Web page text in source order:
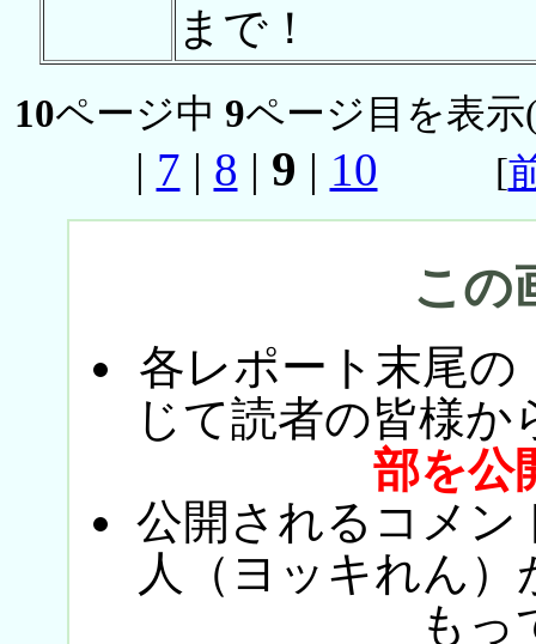
まで！
10ページ中 9ページ目を表示
| 7 | 8 | 9 | 10 [
この
各レポート末尾の
じて読者の皆様か
部を公
公開されるコメン
人（ヨッキれん
もっ